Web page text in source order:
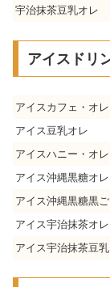
宇治抹茶豆乳オレ
アイスドリ
アイスカフェ・オレ
アイス豆乳オレ
アイスハニー・オレ
アイス沖縄黒糖オレ
アイス沖縄黒糖黒
アイス宇治抹茶オレ
アイス宇治抹茶豆